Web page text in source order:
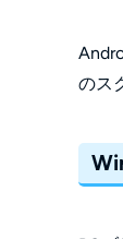
のス